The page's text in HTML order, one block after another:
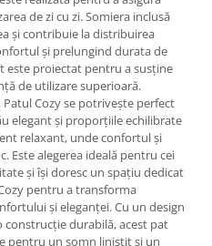
de zi cu zi. Somiera inclusă
și contribuie la distribuirea
și prelungind durata de
este proiectat pentru a susține
de utilizare superioară.
Cozy se potrivește perfect
elegant și proporțiile echilibrate
relaxant, unde confortul și
Este alegerea ideală pentru cei
și își doresc un spațiu dedicat
pentru a transforma
și eleganței. Cu un design
durabilă, acest pat
pentru un somn liniștit și un